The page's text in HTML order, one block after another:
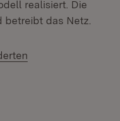
realisiert. Die
betreibt das Netz.